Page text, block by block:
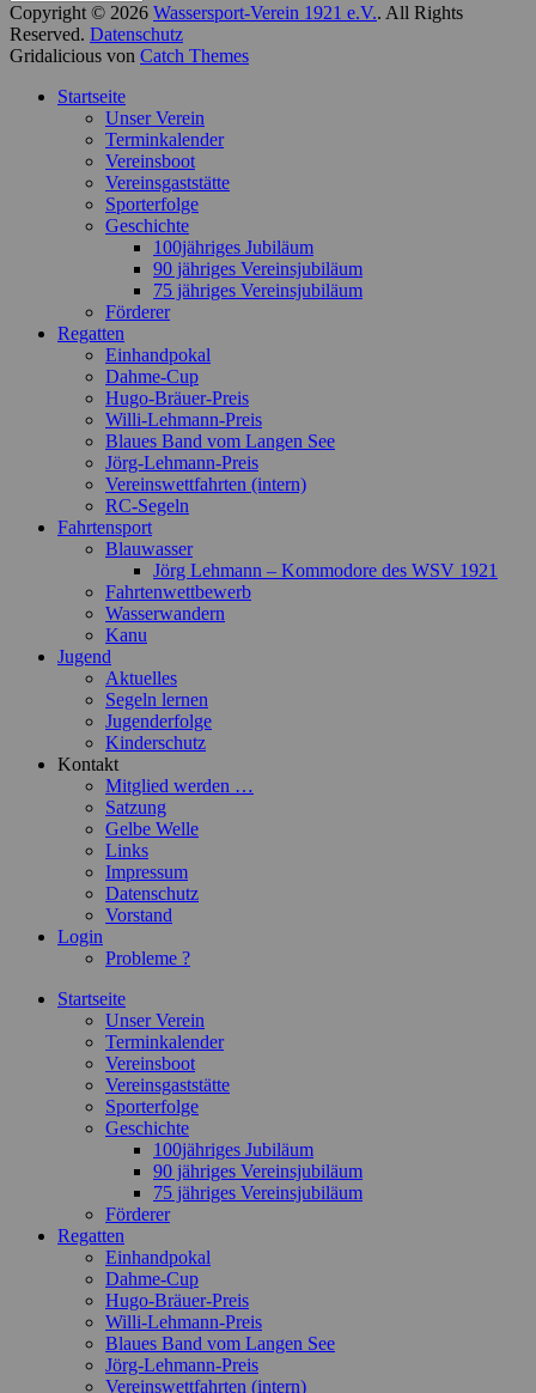
Copyright © 2026 Wassersport-Verein 1921 e.V.. All Rights
Reserved. Datenschutz
Gridalicious von Catch Themes
oben
Startseite
Unser Verein
Terminkalender
Vereinsboot
Vereinsgaststätte
Sporterfolge
Geschichte
100jähriges Jubiläum
90 jähriges Vereinsjubiläum
75 jähriges Vereinsjubiläum
Förderer
Regatten
Einhandpokal
Dahme-Cup
Hugo-Bräuer-Preis
Willi-Lehmann-Preis
Blaues Band vom Langen See
Jörg-Lehmann-Preis
Vereinswettfahrten (intern)
RC-Segeln
Fahrtensport
Blauwasser
Jörg Lehmann – Kommodore des WSV 1921
Fahrtenwettbewerb
Wasserwandern
Kanu
Jugend
Aktuelles
Segeln lernen
Jugenderfolge
Kinderschutz
Kontakt
Mitglied werden …
Satzung
Gelbe Welle
Links
Impressum
Datenschutz
Vorstand
Login
Probleme ?
Startseite
Unser Verein
Terminkalender
Vereinsboot
Vereinsgaststätte
Sporterfolge
Geschichte
100jähriges Jubiläum
90 jähriges Vereinsjubiläum
75 jähriges Vereinsjubiläum
Förderer
Regatten
Einhandpokal
Dahme-Cup
Hugo-Bräuer-Preis
Willi-Lehmann-Preis
Blaues Band vom Langen See
Jörg-Lehmann-Preis
Vereinswettfahrten (intern)